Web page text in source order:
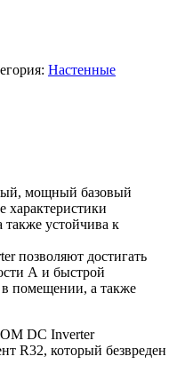
Настенные
мощный базовый
характеристики
устойчива к
позволяют достигать
А и быстрой
в помещении, а также
DC Inverter
R32, который безвреден